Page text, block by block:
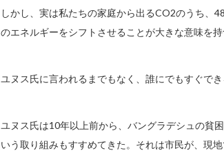
しかし、実は私たちの家庭から出るCO2のうち、
のエネルギーをシフトさせることが大きな意味を
ユヌス氏に言われるまでもなく、誰にでもすぐで
ユヌス氏は10年以上前から、バングラデシュの貧
いう取り組みもすすめてきた。それは市民が、現